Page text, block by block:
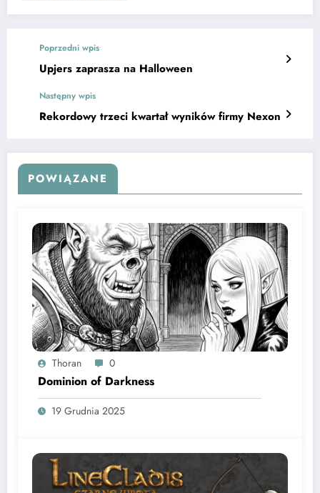
Poprzedni wpis
Upjers zaprasza na Halloween
Następny wpis
Rekordowy trzeci kwartał wyników firmy Nexon
POWIĄZANE
Thoran 0
Dominion of Darkness
19 Grudnia 2025